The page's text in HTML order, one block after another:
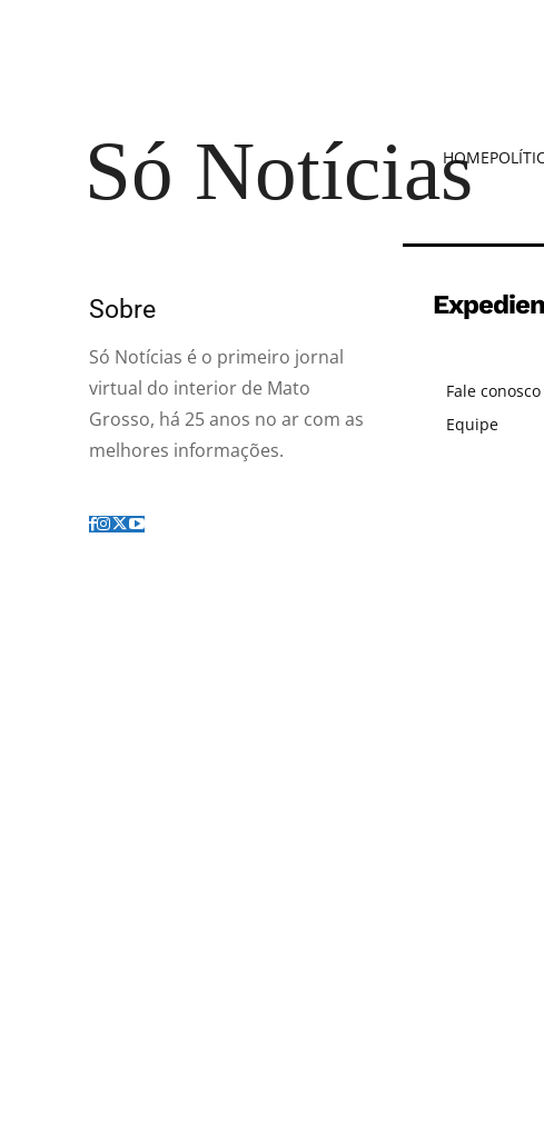
Só Notícias
HOME
Sobre
Só Notícias é o primeiro jornal
virtual do interior de Mato
Grosso, há 25 anos no ar com as
melhores informações.
Fale conosco
Equipe